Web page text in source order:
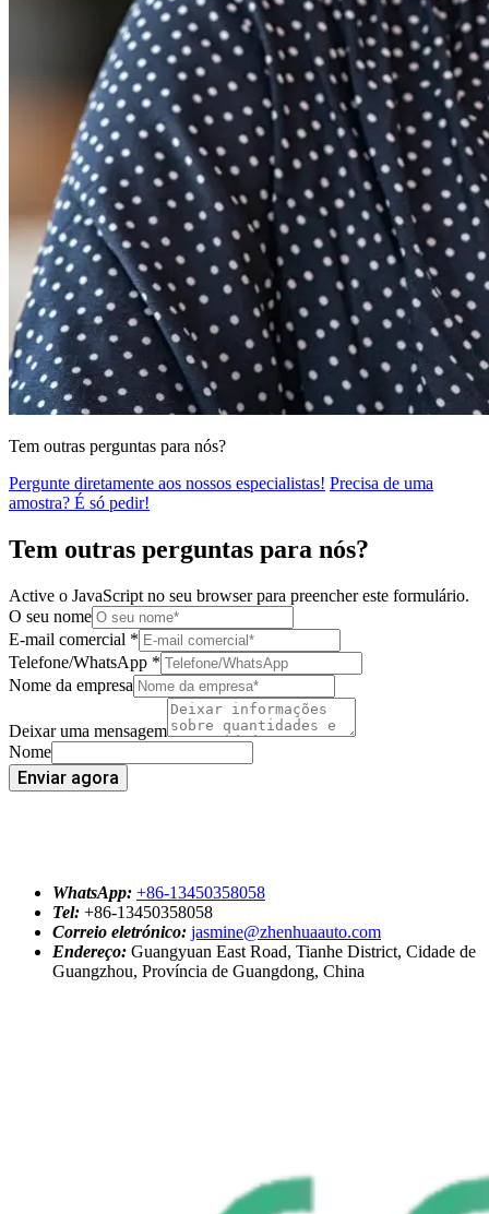
Tem outras perguntas para nós?
Pergunte diretamente aos nossos especialistas! Precisa de uma
amostra? É só pedir!
Tem outras perguntas para nós?
Active o JavaScript no seu browser para preencher este formulário.
O seu nome
E-mail comercial *
Telefone/WhatsApp *
Nome da empresa
Deixar uma mensagem
Nome
Enviar agora
WhatsApp: +86-13450358058
Tel: +86-13450358058
Correio eletrónico: jasmine@zhenhuaauto.com
Endereço: Guangyuan East Road, Tianhe District, Cidade de
Guangzhou, Província de Guangdong, China